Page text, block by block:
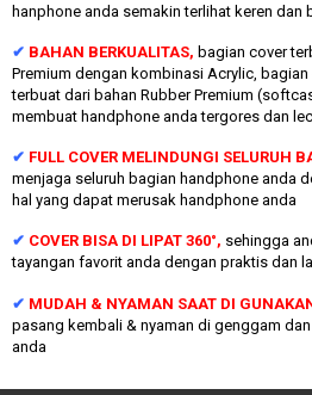
hanphone anda semakin terlihat keren dan
✔ BAHAN BERKUALITAS, bagian cover
Premium dengan kombinasi Acrylic,
terbuat dari bahan Rubber Premium
membuat handphone anda tergores dan
✔ FULL COVER MELINDUNGI SELURUH
menjaga seluruh bagian handphone anda
hal yang dapat merusak handphone anda
✔ COVER BISA DI LIPAT 360°, sehingga
tayangan favorit anda dengan praktis dan
✔ MUDAH & NYAMAN SAAT DI
pasang kembali & nyaman di genggam
anda